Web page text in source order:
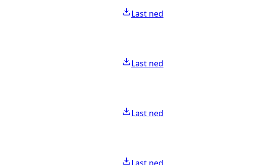
Last ned
Last ned
Last ned